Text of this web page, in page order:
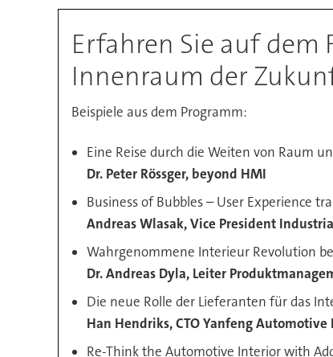
Erfahren Sie auf
Innenraum der
Beispiele aus dem Programm:
Eine Reise durch die Weiten von Raum
Dr. Peter Rössger, beyond HMI
Business of Bubbles – User Experience
Andreas Wlasak, Vice President
Wahrgenommene Interieur Revolution
Dr. Andreas Dyla, Leiter
Die neue Rolle der Lieferanten für das
Han Hendriks, CTO Yanfeng
Re-Think the Automotive Interior with